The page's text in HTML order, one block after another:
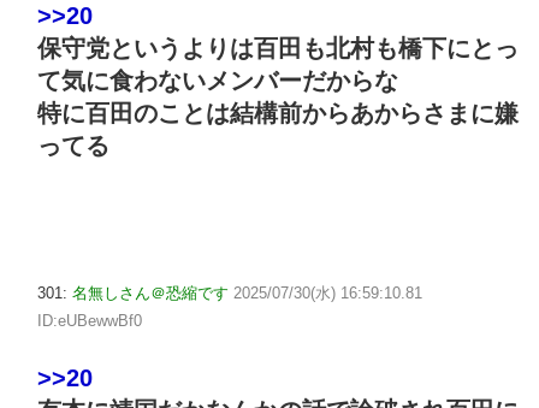
>>20
保守党というよりは百田も北村も橋下にとっ
て気に食わないメンバーだからな
特に百田のことは結構前からあからさまに嫌
ってる
301: 名無しさん＠恐縮です 2025/07/30(水) 16:59:10.81
ID:eUBewwBf0
>>20